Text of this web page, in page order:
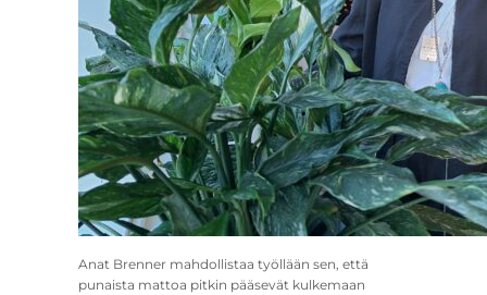
Anat Brenner mahdollistaa työllään sen, että
punaista mattoa pitkin pääsevät kulkemaan